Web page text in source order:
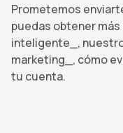
Prometemos
puedas obtener
inteligente_,
marketing_, cómo
tu cuenta.